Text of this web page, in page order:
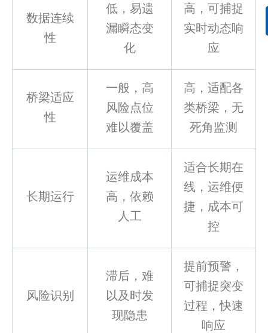
数据连续
性
低，易遗
漏瞬态变
化
高，可捕捉
实时动态响
应
桥梁适应
性
一般，高
风险点位
难以覆盖
高，适配各
类桥梁，无
死角监测
长期运行
运维成本
高，依赖
人工
适合长期在
线，运维便
捷，成本可
控
风险识别
滞后，难
以及时发
现隐患
提前预警，
可捕捉突变
过程，快速
响应